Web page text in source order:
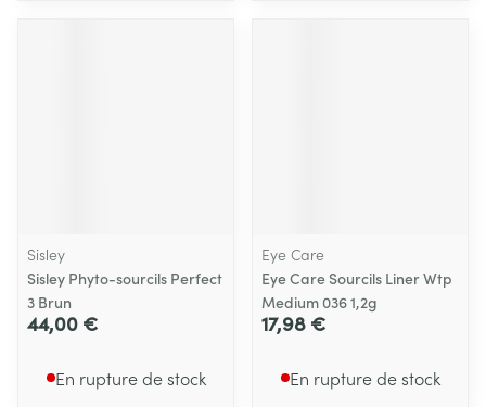
Sisley
Sisley Phyto-sourcils Perfect
3 Brun
44,00 €
En rupture de stock
Eye Care
Eye Care Sourcils Liner Wtp
Medium 036 1,2g
17,98 €
En rupture de stock